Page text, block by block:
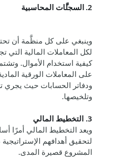
2. السجل ات المحاسبية
وينبغي على كل منظَّمة أن
لكل المعاملات المالية التي
كيفية استخدام الأموال.
على المعاملات الورقية
ودفاتر الحسابات حيث يجري
وتلخيصها.
3. التخطيط المالي
ويعد التخطيط المالي أمرًا
لتحقيق أهدافهم ال
المشروع قصيرة المدى.